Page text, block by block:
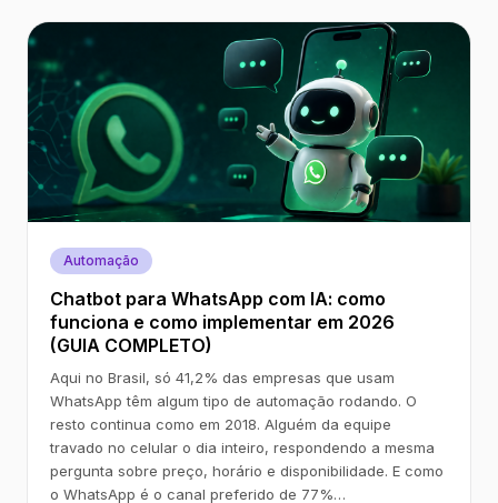
Automação
Chatbot para WhatsApp com IA: como
funciona e como implementar em 2026
(GUIA COMPLETO)
Aqui no Brasil, só 41,2% das empresas que usam
WhatsApp têm algum tipo de automação rodando. O
resto continua como em 2018. Alguém da equipe
travado no celular o dia inteiro, respondendo a mesma
pergunta sobre preço, horário e disponibilidade. E como
o WhatsApp é o canal preferido de 77%…